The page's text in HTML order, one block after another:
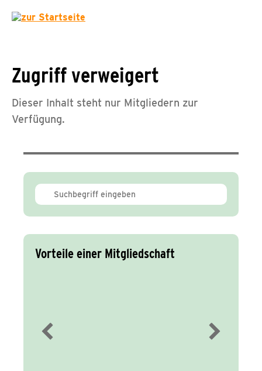
Zugriff verweigert
Dieser Inhalt steht nur Mitgliedern zur
Verfügung.
Vorteile einer Mitgliedschaft